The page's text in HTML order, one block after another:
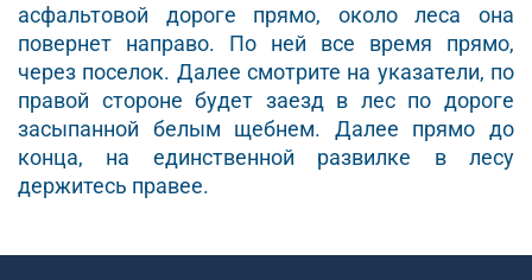
асфальтовой дороге прямо, около леса она
повернет направо. По ней все время прямо,
через поселок. Далее смотрите на указатели, по
правой стороне будет заезд в лес по дороге
засыпанной белым щебнем. Далее прямо до
конца, на единственной развилке в лесу
держитесь правее.